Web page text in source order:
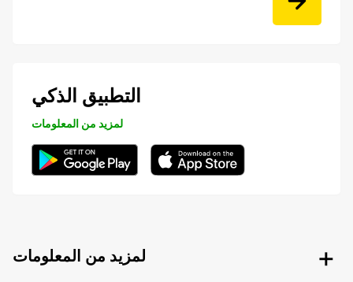
التطبيق الذكي
لمزيد من المعلومات
لمزيد من المعلومات